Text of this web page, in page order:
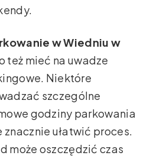
w Wiedniu w
też mieć na uwadze
Niektóre
szczególne
godziny parkowania
znacznie ułatwić proces.
może oszczędzić czas